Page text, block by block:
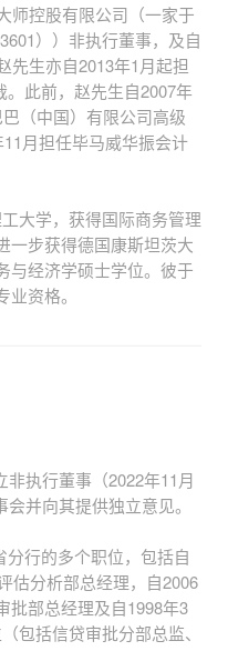
师控股有限公司（一家于
））非执行董事，及自
先生亦自2013年1月起担
此前，赵先生自2007年
（中国）有限公司高级
月担任毕马威华振会计
大学，获得国际商务管理
一步获得德国康斯坦茨大
与经济学硕士学位。彼于
资格。
执行董事（2022年11月
并向其提供独立意见。
行的多个职位，包括自
估分析部总经理，自2006
批部总经理及自1998年3
包括信贷审批分部总监、